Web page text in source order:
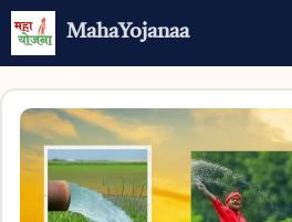
Skip
MahaYojanaa